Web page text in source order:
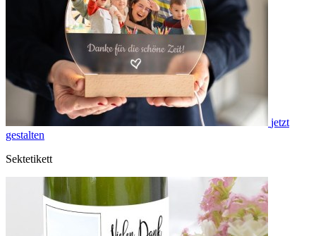
jetzt
gestalten
Sektetikett